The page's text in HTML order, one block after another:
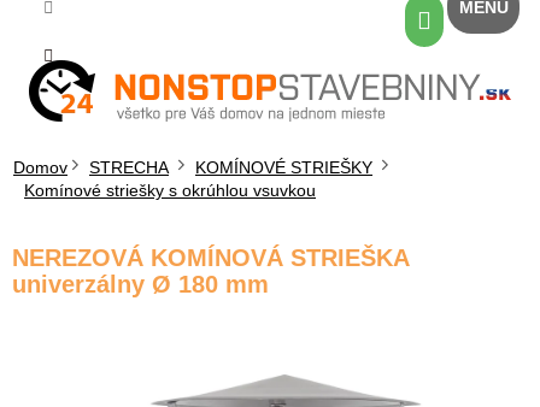
obsah
Nákupný
košík
Domov STRECHA
KOMÍNOVÉ STRIEŠKY
Komínové striešky s okrúhlou vsuvkou
NEREZOVÁ KOMÍNOVÁ STRIEŠKA
univerzálny Ø 180 mm